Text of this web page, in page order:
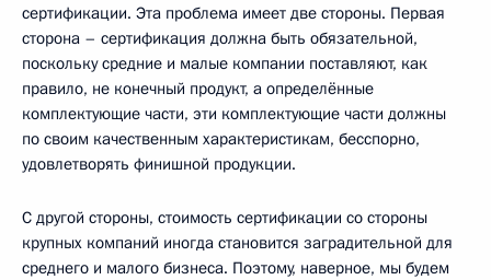
сертификации. Эта проблема имеет две стороны. Первая
сторона – сертификация должна быть обязательной,
поскольку средние и малые компании поставляют, как
правило, не конечный продукт, а определённые
комплектующие части, эти комплектующие части должны
по своим качественным характеристикам, бесспорно,
удовлетворять финишной продукции.
С другой стороны, стоимость сертификации со стороны
крупных компаний иногда становится заградительной для
среднего и малого бизнеса. Поэтому, наверное, мы будем